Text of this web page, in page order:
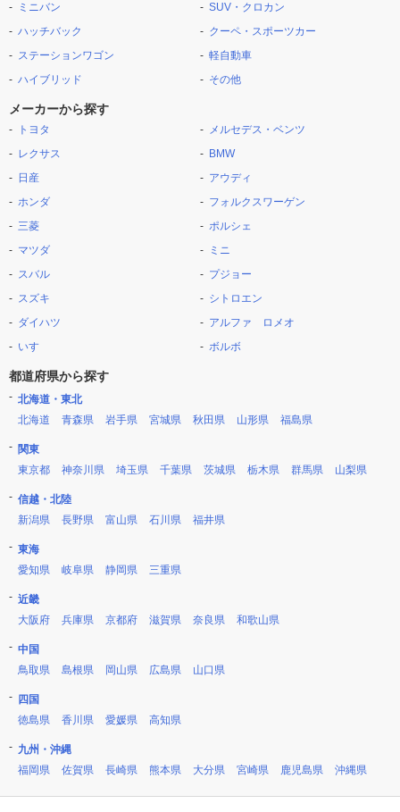
ミニバン
ハッチバック
ステーションワゴン
ハイブリッド
SUV・クロカン
クーペ・スポーツカー
軽自動車
その他
メーカーから探す
トヨタ
レクサス
日産
ホンダ
三菱
マツダ
スバル
スズキ
ダイハツ
いすゞ
メルセデス・ベンツ
BMW
アウディ
フォルクスワーゲン
ポルシェ
ミニ
プジョー
シトロエン
アルファ ロメオ
ボルボ
都道府県から探す
北海道・東北
北海道
青森県 岩手県 宮城県 秋田県 山形県 福島県
関東
東京都
神奈川県 埼玉県 千葉県 茨城県 栃木県 群馬県 山梨県
信越・北陸
新潟県
長野県 富山県 石川県 福井県
東海
愛知県
岐阜県 静岡県 三重県
近畿
大阪府
兵庫県 京都府 滋賀県 奈良県 和歌山県
中国
鳥取県
島根県 岡山県 広島県 山口県
四国
徳島県
香川県 愛媛県 高知県
九州・沖縄
福岡県
佐賀県 長崎県 熊本県 大分県 宮崎県 鹿児島県 沖縄県